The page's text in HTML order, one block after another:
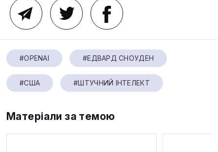
#OPENAI #ЕДВАРД СНОУДЕН
#США #ШТУЧНИЙ ІНТЕЛЕКТ
Матеріали за темою